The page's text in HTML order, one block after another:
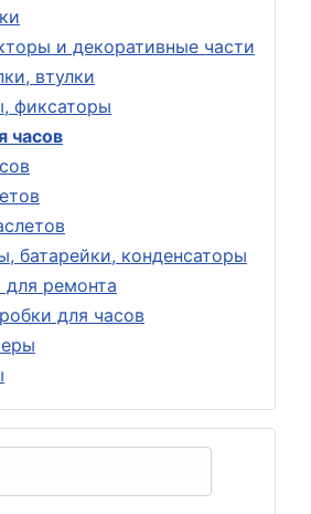
и декоративные части
втулки
фиксаторы
часов
батарейки, конденсаторы
ремонта
для часов